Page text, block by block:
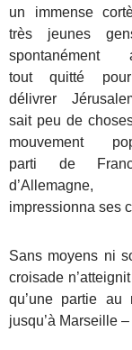
un immense
très jeunes
spontanément
tout quitté
délivrer
sait peu de
mouvement
parti de
impressionna ses
Sans moyens ni
croisade
qu’une partie au
jusqu’à Marseille